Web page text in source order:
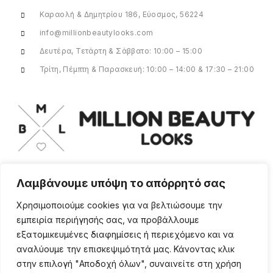
Λαμβάνουμε υπόψη το απόρρητό σας
Χρησιμοποιούμε cookies για να βελτιώσουμε την
εμπειρία περιήγησής σας, να προβάλλουμε
εξατομικευμένες διαφημίσεις ή περιεχόμενο και να
αναλύουμε την επισκεψιμότητά μας. Κάνοντας κλικ
στην επιλογή "Αποδοχή όλων", συναινείτε στη χρήση
Καραολή & Δημητρίου 186, Εύοσμος, 56224
info@millionbeautylooks.com
Δευτέρα, Τετάρτη & Σάββατο: 10:00 – 15:00
Τρίτη, Πέμπτη & Παρασκευή: 10:00 – 14:00 & 17:30 – 21:00
Για οποιαδήποτε ερώτηση ή πληροφορία,
υποστηρίξει. Θα χαρούμε να σας
βοηθήσουμε.
ΠΕΡΙΣΣΌΤΕΡΑ